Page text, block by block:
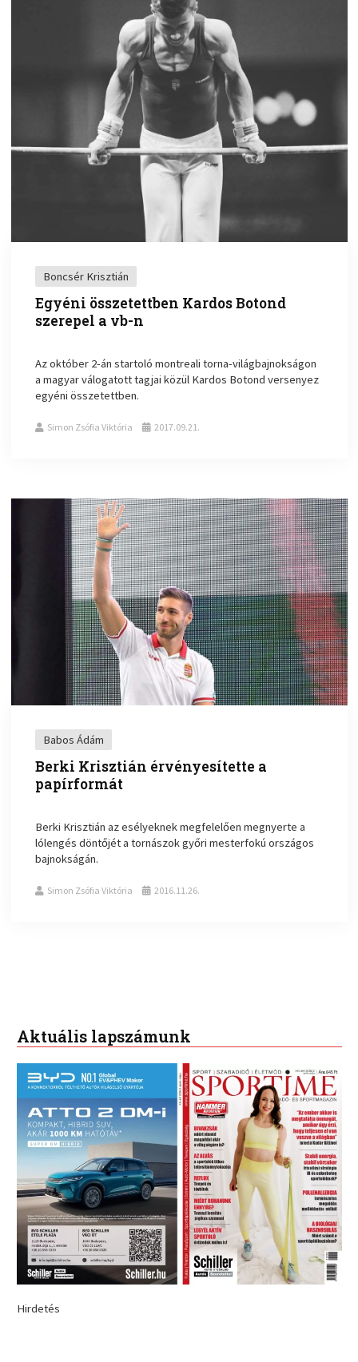
Boncsér Krisztián
Egyéni összetettben Kardos Botond
szerepel a vb-n
Az október 2-án startoló montreali torna-világbajnokságon
a magyar válogatott tagjai közül Kardos Botond versenyez
egyéni összetettben.
Simon Zsófia Viktória 2017.09.21.
Babos Ádám
Berki Krisztián érvényesítette a
papírformát
Berki Krisztián az esélyeknek megfelelően megnyerte a
lólengés döntőjét a tornászok győri mesterfokú országos
bajnokságán.
Simon Zsófia Viktória 2016.11.26.
Aktuális lapszámunk
Hirdetés